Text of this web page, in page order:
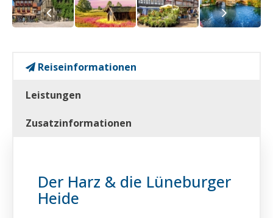
Reiseinformationen
Leistungen
Zusatzinformationen
Der Harz & die Lüneburger
Heide